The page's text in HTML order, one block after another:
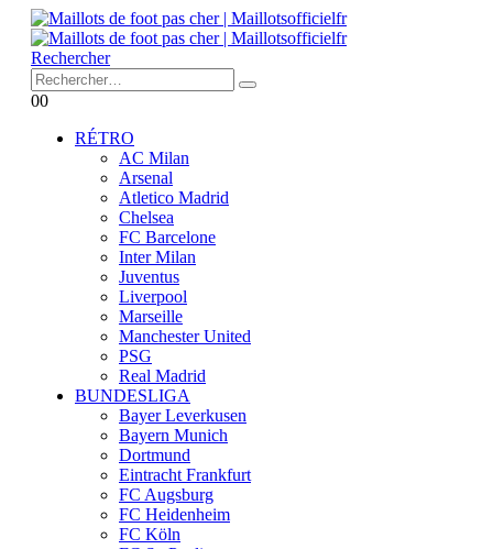
Rechercher
00
RÉTRO
AC Milan
Arsenal
Atletico Madrid
Chelsea
FC Barcelone
Inter Milan
Juventus
Liverpool
Marseille
Manchester United
PSG
Real Madrid
BUNDESLIGA
Bayer Leverkusen
Bayern Munich
Dortmund
Eintracht Frankfurt
FC Augsburg
FC Heidenheim
FC Köln